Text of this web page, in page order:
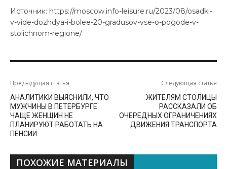
Источник: https://moscow.info-leisure.ru/2023/08/osadki-
v-vide-dozhdya-i-bolee-20-gradusov-vse-o-pogode-v-
stolichnom-regione/
Предыдущая статья
АНАЛИТИКИ ВЫЯСНИЛИ, ЧТО
МУЖЧИНЫ В ПЕТЕРБУРГЕ
ЧАЩЕ ЖЕНЩИН НЕ
ПЛАНИРУЮТ РАБОТАТЬ НА
ПЕНСИИ
Следующая статья
ЖИТЕЛЯМ СТОЛИЦЫ
РАССКАЗАЛИ ОБ
ОЧЕРЕДНЫХ ОГРАНИЧЕНИЯХ
ДВИЖЕНИЯ ТРАНСПОРТА
ПОХОЖИЕ МАТЕРИАЛЫ